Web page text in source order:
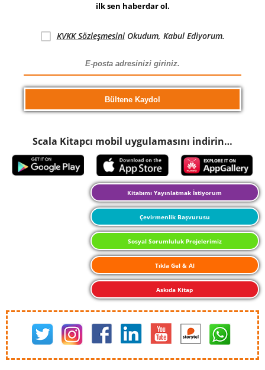
ilk sen haberdar ol.
KVKK SözleşmesiniOkudum, Kabul Ediyorum.
Scala Kitapcı mobil uygulamasını indirin…
Kitabımı Yayınlatmak İstiyorum
Çevirmenlik Başvurusu
Sosyal Sorumluluk Projelerimiz
Tıkla Gel & Al
Askıda Kitap